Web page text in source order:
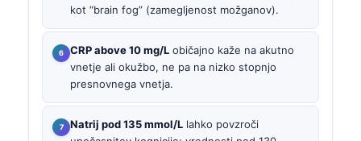
kot “brain fog” (zamegljenost možganov).
CRP above 10 mg/L običajno kaže na akutno
vnetje ali okužbo, ne pa na nizko stopnjo
presnovnega vnetja.
Natrij pod 135 mmol/L lahko povzroči